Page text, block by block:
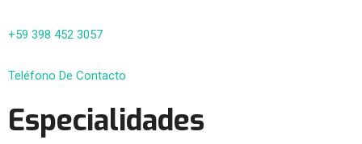
+59 398 452 3057
Teléfono De Contacto
Especialidades